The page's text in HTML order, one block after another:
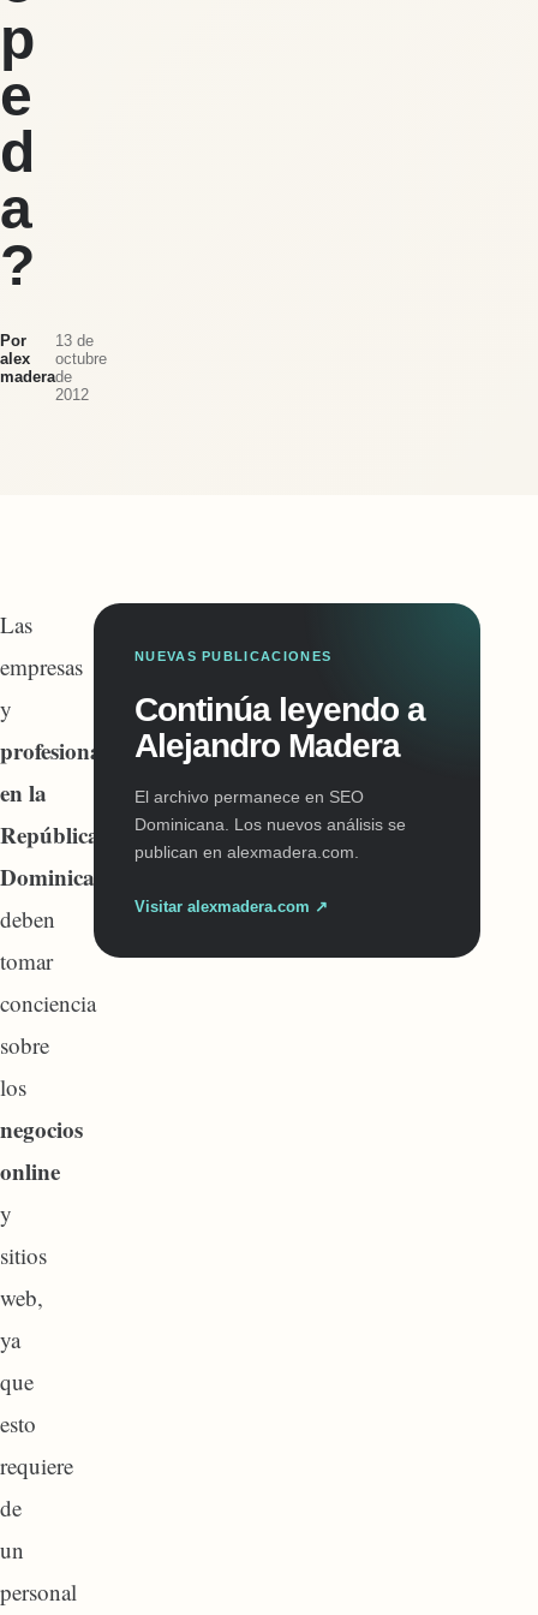
p
e
d
a
?
Por
alex
madera
13 de
octubre
de
2012
Las
empresas
y
profesionales
en la
República
Dominicana
deben
tomar
conciencia
sobre
los
negocios
online
y
sitios
web,
ya
que
esto
requiere
de
un
personal
NUEVAS PUBLICACIONES
Continúa leyendo a
Alejandro Madera
El archivo permanece en SEO
Dominicana. Los nuevos análisis se
publican en alexmadera.com.
Visitar alexmadera.com ↗